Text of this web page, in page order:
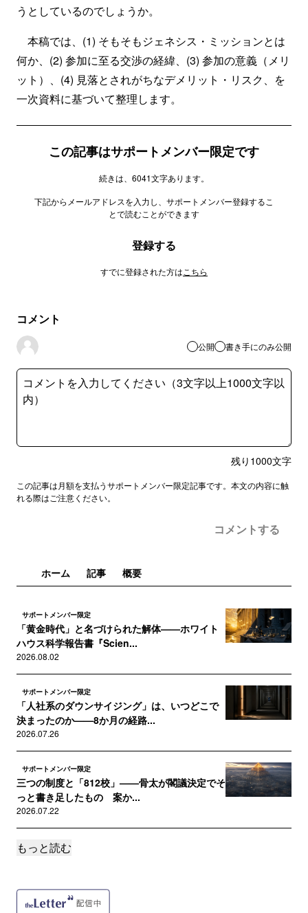
うとしているのでしょうか。
本稿では、(1) そもそもジェネシス・ミッションとは
何か、(2) 参加に至る交渉の経緯、(3) 参加の意義（メリ
ット）、(4) 見落とされがちなデメリット・リスク、を
一次資料に基づいて整理します。
この記事はサポートメンバー限定です
続きは、6041文字あります。
下記からメールアドレスを入力し、サポートメンバー登録するこ
とで読むことができます
登録する
すでに登録された方は こちら
コメント
公開 書き手にのみ公開
残り 1000文字
この記事は月額を支払うサポートメンバー限定記事です。本文の内容に触
れる際はご注意ください。
コメントする
ホーム 記事 概要
サポートメンバー限定
「黄金時代」と名づけられた解体——ホワイト
ハウス科学報告書『Scien...
2026.08.02
サポートメンバー限定
「人社系のダウンサイジング」は、いつどこで
決まったのか——8か月の経路...
2026.07.26
サポートメンバー限定
三つの制度と「812校」——骨太が閣議決定でそ
っと書き足したもの 案か...
2026.07.22
サポートメンバー限定
サポートメンバー限定
もっと読む